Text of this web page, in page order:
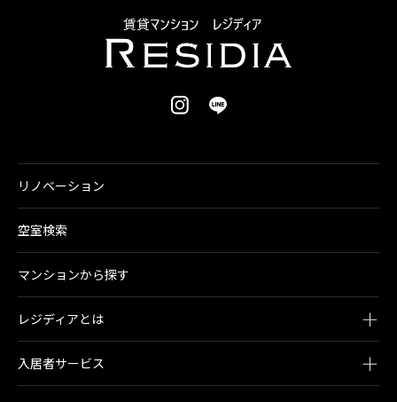
空室検索
マンションから探す
レジディアとは
リノベーション
入居者サービス